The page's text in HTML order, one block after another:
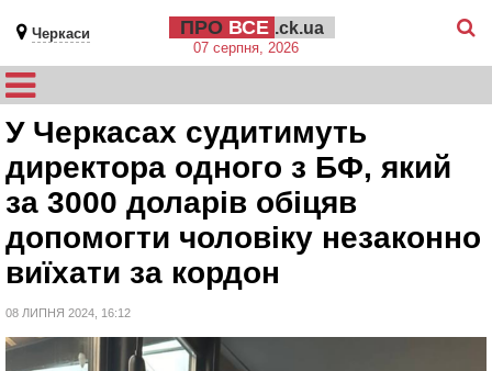
Черкаси ПРО ВСЕ .ck.ua
07 серпня, 2026
У Черкасах судитимуть
директора одного з БФ, який
за 3000 доларів обіцяв
допомогти чоловіку незаконно
виїхати за кордон
08 ЛИПНЯ 2024, 16:12